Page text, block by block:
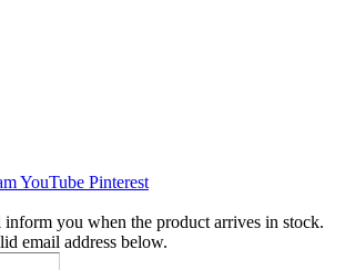
YouTube Pinterest
you when the product arrives in stock.
email address below.